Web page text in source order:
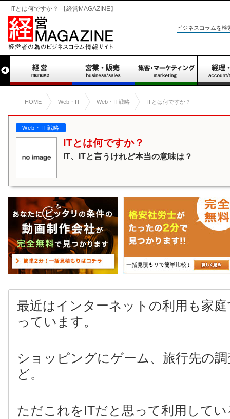
ITとは何ですか？ 【経営MAGAZINE】
ビジネスコラムを検
HOME Web・IT Web・IT戦略 ITとは何ですか？
Web・IT戦略
ITとは何ですか？
IT、ITと言うけれど本当の意味は？
最近はインターネットの利用も家
っています。
ショッピングにゲーム、旅行先の
ど。
ただこれをITだと思って利用して